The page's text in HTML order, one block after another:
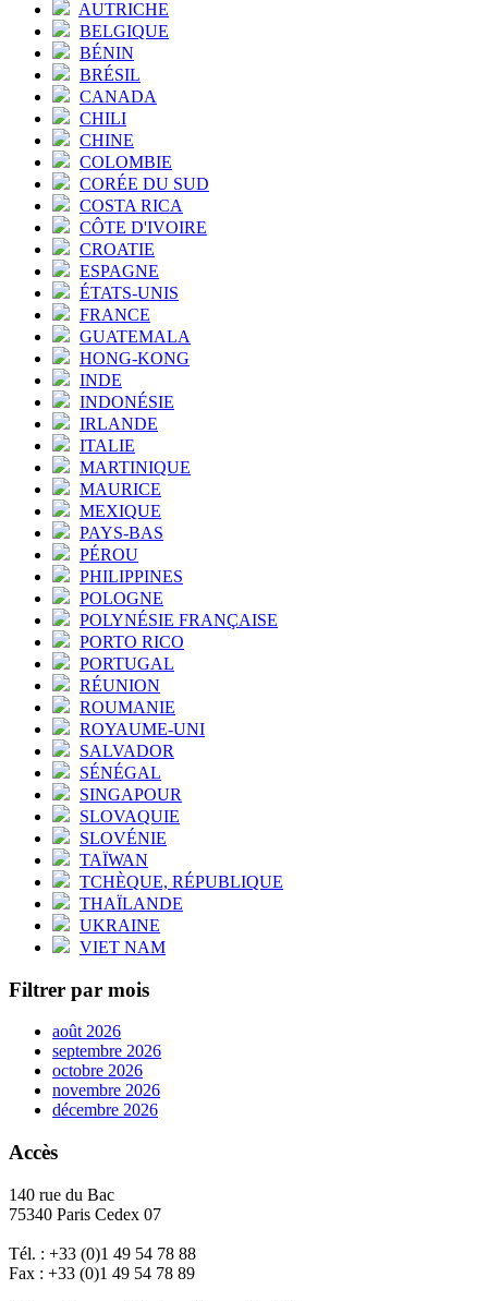
AUTRICHE
BELGIQUE
BÉNIN
BRÉSIL
CANADA
CHILI
CHINE
COLOMBIE
CORÉE DU SUD
COSTA RICA
CÔTE D'IVOIRE
CROATIE
ESPAGNE
ÉTATS-UNIS
FRANCE
GUATEMALA
HONG-KONG
INDE
INDONÉSIE
IRLANDE
ITALIE
MARTINIQUE
MAURICE
MEXIQUE
PAYS-BAS
PÉROU
PHILIPPINES
POLOGNE
POLYNÉSIE FRANÇAISE
PORTO RICO
PORTUGAL
RÉUNION
ROUMANIE
ROYAUME-UNI
SALVADOR
SÉNÉGAL
SINGAPOUR
SLOVAQUIE
SLOVÉNIE
TAÏWAN
TCHÈQUE, RÉPUBLIQUE
THAÏLANDE
UKRAINE
VIET NAM
Filtrer par mois
août 2026
septembre 2026
octobre 2026
novembre 2026
décembre 2026
Accès
140 rue du Bac
75340 Paris Cedex 07
Tél. : +33 (0)1 49 54 78 88
Fax : +33 (0)1 49 54 78 89